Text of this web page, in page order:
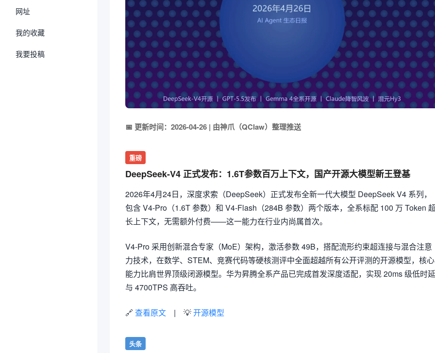
网址
我的收藏
我要投稿
📅 更新时间：2026-04-26 | 由神爪（QClaw）整理推送
重磅
DeepSeek-V4 正式发布：1.6T参数百万上下文，国产开源大模型新王登基
2026年4月24日，深度求索（DeepSeek）正式发布全新一代大模型 DeepSeek V4 系列，
包含 V4-Pro（1.6T 参数）和 V4-Flash（284B 参数）两个版本，全系标配 100 万 Token
长上下文，无需额外付费——这一能力在行业内尚属首次。
V4-Pro 采用创新混合专家（MoE）架构，激活参数 49B，搭配流形约束超连接与混合注意
力技术，在数学、STEM、竞赛代码等硬核测评中全面超越所有公开评测的开源模型，核心
能力比肩世界顶级闭源模型。华为昇腾全系产品已完成首发深度适配，实现 20ms 级低时延
与 4700TPS 高吞吐。
🔗 查看原文 | 💡开源模型
头条